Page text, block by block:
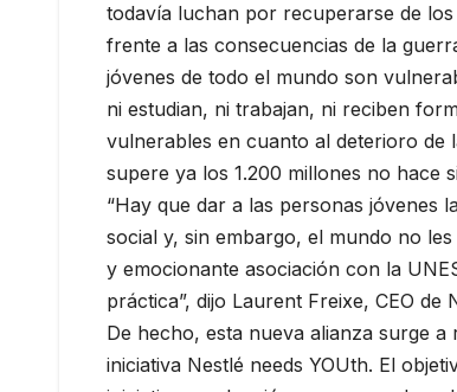
todavía luchan por recuperarse de
frente a las consecuencias de la
jóvenes de todo el mundo son
ni estudian, ni trabajan, ni reciben
vulnerables en cuanto al deterioro de
supere ya los 1.200 millones no hace
“Hay que dar a las personas jóvenes
social y, sin embargo, el mundo no
y emocionante asociación con la
práctica”, dijo Laurent Freixe, CEO
De hecho, esta nueva alianza surge
iniciativa Nestlé needs YOUth. El